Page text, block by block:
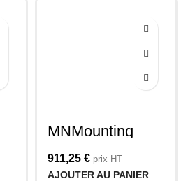
MNMounting
SRD600-12U
911,25 € prix HT
AJOUTER AU PANIER